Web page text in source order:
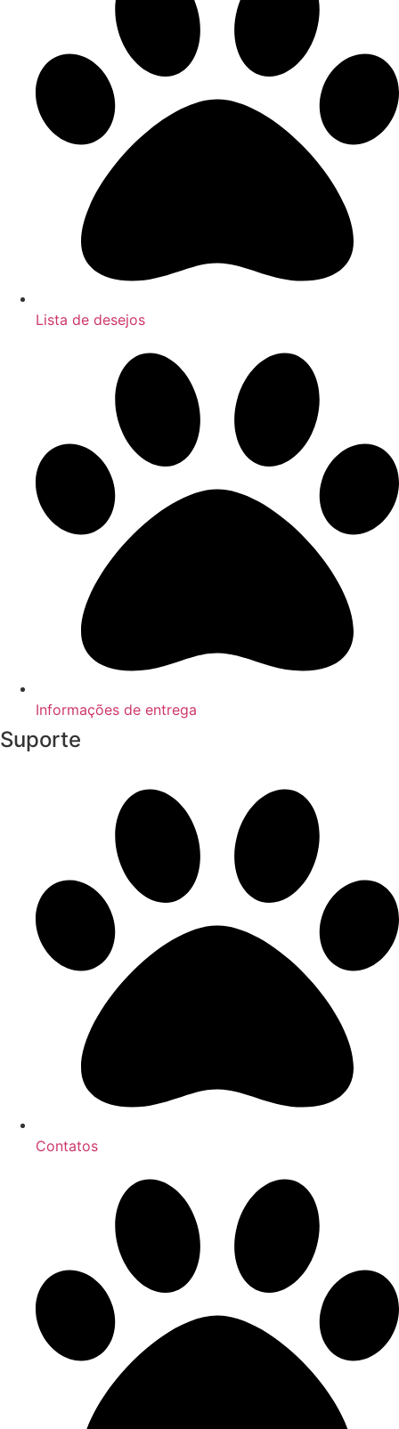
Lista de desejos
Informações de entrega
Suporte
Contatos